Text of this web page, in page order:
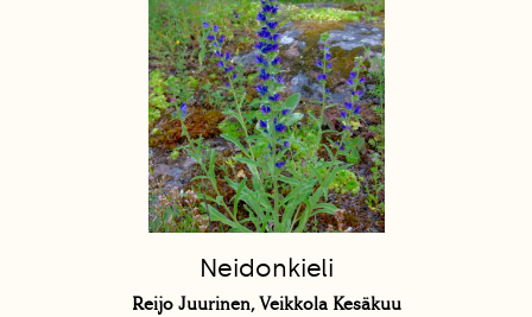
Neidonkieli
Reijo Juurinen, Veikkola Kesäkuu